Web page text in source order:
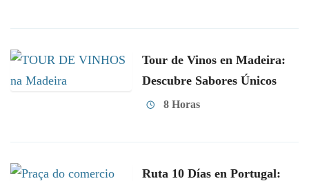
Tour de Vinos en Madeira:
Descubre Sabores Únicos
8 Horas
Ruta 10 Días en Portugal: